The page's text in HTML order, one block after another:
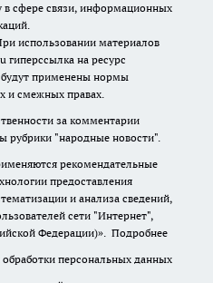
в сфере связи, информационных
использовании материалов
гиперссылка на ресурс
применены нормы
и смежных правах.
за комментарии
рубрики "народные новости".
рекомендательные
предоставления
и анализа сведений,
сети "Интернет",
Федерации)». Подробнее
персональных данных